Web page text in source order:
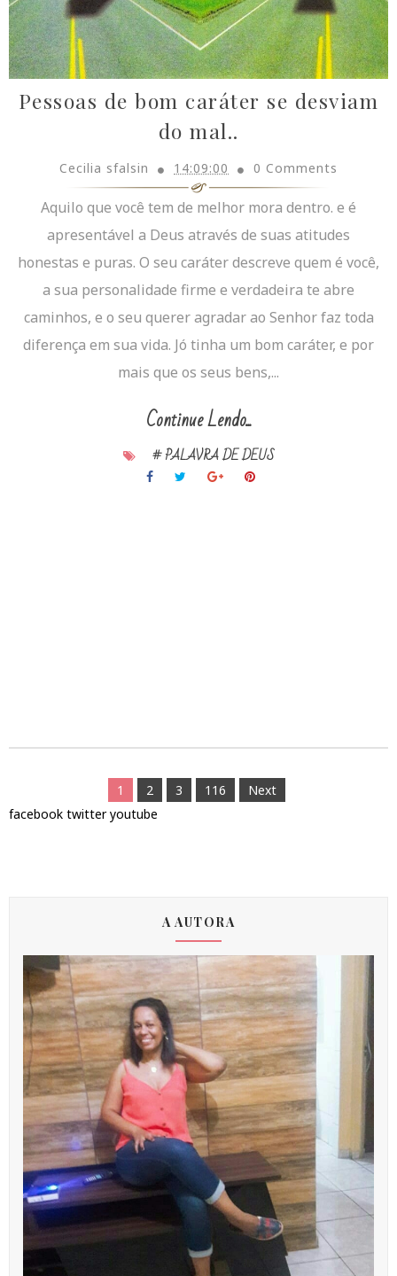
Pessoas de bom caráter se desviam
do mal..
Cecilia sfalsin 14:09:00 0 Comments
Aquilo que você tem de melhor mora dentro. e é
apresentável a Deus através de suas atitudes
honestas e puras. O seu caráter descreve quem é você,
a sua personalidade firme e verdadeira te abre
caminhos, e o seu querer agradar ao Senhor faz toda
diferença em sua vida. Jó tinha um bom caráter, e por
mais que os seus bens,...
Continue Lendo...
# PALAVRA DE DEUS
1 2 3 116
Next
facebook twitter youtube
A AUTORA